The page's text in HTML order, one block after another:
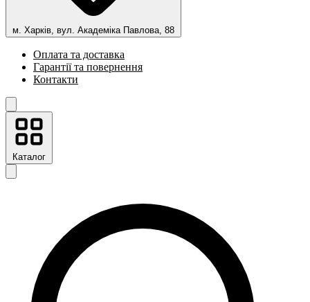
м. Харків, вул. Академіка Павлова, 88
Оплата та доставка
Гарантії та повернення
Контакти
Каталог